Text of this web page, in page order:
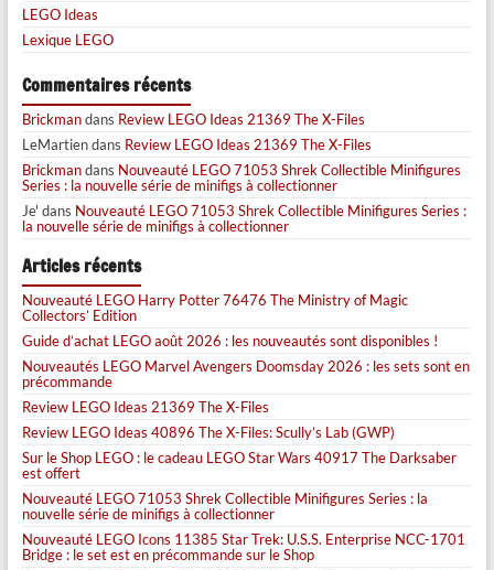
LEGO Ideas
Lexique LEGO
Commentaires récents
Brickmandans Review LEGO Ideas 21369 The X-Files
LeMartiendans Review LEGO Ideas 21369 The X-Files
Brickmandans Nouveauté LEGO 71053 Shrek Collectible Minifigures
Series : la nouvelle série de minifigs à collectionner
Je' dans Nouveauté LEGO 71053 Shrek Collectible Minifigures Series :
la nouvelle série de minifigs à collectionner
Articles récents
Nouveauté LEGO Harry Potter 76476 The Ministry of Magic
Collectors’ Edition
Guide d’achat LEGO août 2026 : les nouveautés sont disponibles !
Nouveautés LEGO Marvel Avengers Doomsday 2026 : les sets sont en
précommande
Review LEGO Ideas 21369 The X-Files
Review LEGO Ideas 40896 The X-Files: Scully’s Lab (GWP)
Sur le Shop LEGO : le cadeau LEGO Star Wars 40917 The Darksaber
est offert
Nouveauté LEGO 71053 Shrek Collectible Minifigures Series : la
nouvelle série de minifigs à collectionner
Nouveauté LEGO Icons 11385 Star Trek: U.S.S. Enterprise NCC-1701
Bridge : le set est en précommande sur le Shop